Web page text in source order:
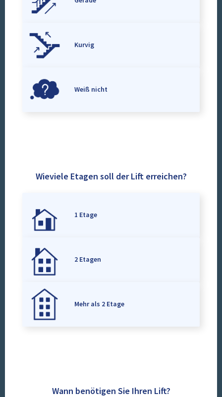
Kurvig
Weiß nicht
Wieviele Etagen soll der Lift erreichen?
1 Etage
2 Etagen
Mehr als 2 Etage
Wann benötigen Sie Ihren Lift?